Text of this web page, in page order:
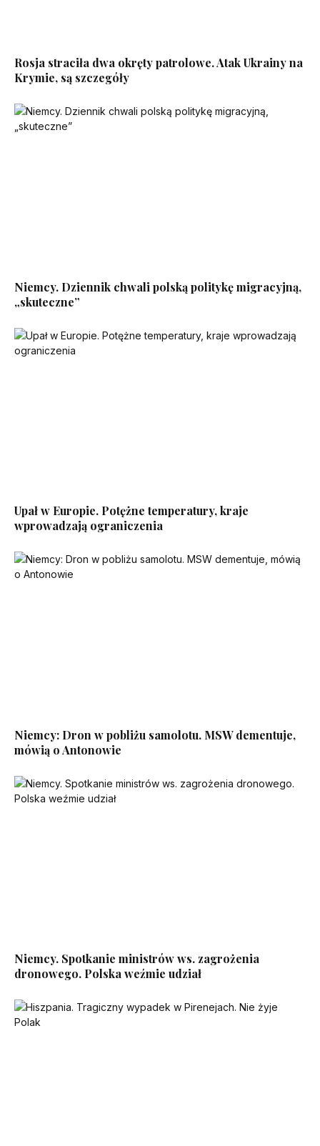
Rosja straciła dwa okręty patrolowe. Atak Ukrainy na
Krymie, są szczegóły
Niemcy. Dziennik chwali polską politykę migracyjną,
„skuteczne”
Upał w Europie. Potężne temperatury, kraje
wprowadzają ograniczenia
Niemcy: Dron w pobliżu samolotu. MSW dementuje,
mówią o Antonowie
Niemcy. Spotkanie ministrów ws. zagrożenia
dronowego. Polska weźmie udział